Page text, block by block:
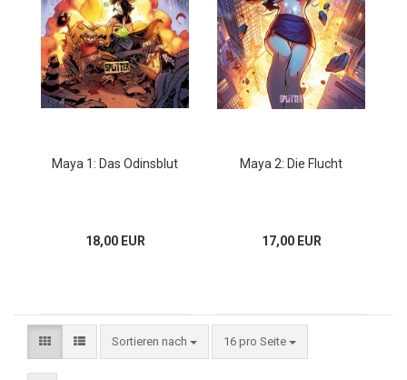
Maya 1: Das Odinsblut
18,00 EUR
Maya 2: Die Flucht
17,00 EUR
Sortieren nach 16 pro Seite